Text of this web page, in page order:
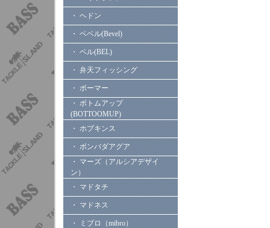
・ ヘドン
・ ベベル(Bevel)
・ ベル(BEL)
・ 弁天フィッシング
・ ボーマー
・ ボトムアップ
(BOTTOOMUP)
・ ホプキンス
・ ボンバダアグア
・ マーズ（アルシアデザイ
ン）
・ マドタチ
・ マドネス
・ ミブロ（mibro）